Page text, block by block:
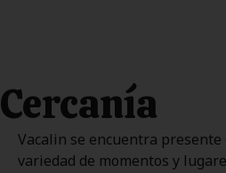
Cercanía
Vacalin se encuentra
variedad de momentos y